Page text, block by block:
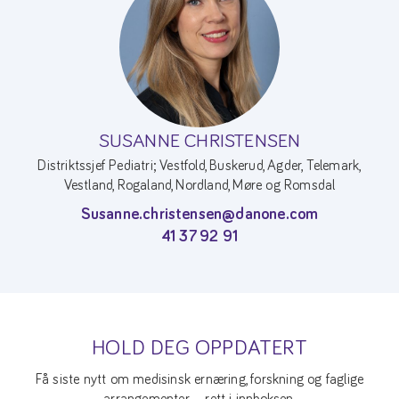
SUSANNE CHRISTENSEN
Distriktssjef Pediatri; Vestfold, Buskerud, Agder, Telemark,
Vestland, Rogaland, Nordland, Møre og Romsdal
Susanne.christensen@danone.com
41 37 92 91
HOLD DEG OPPDATERT
Få siste nytt om medisinsk ernæring, forskning og faglige